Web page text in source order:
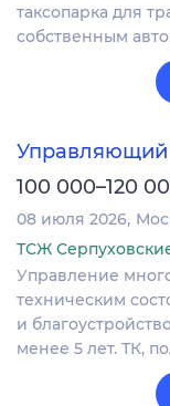
таксопарка для
собственным
100 000–120
08 июля 2026
ТСЖ
Управление
техническим
и
менее 5 лет. ТК,